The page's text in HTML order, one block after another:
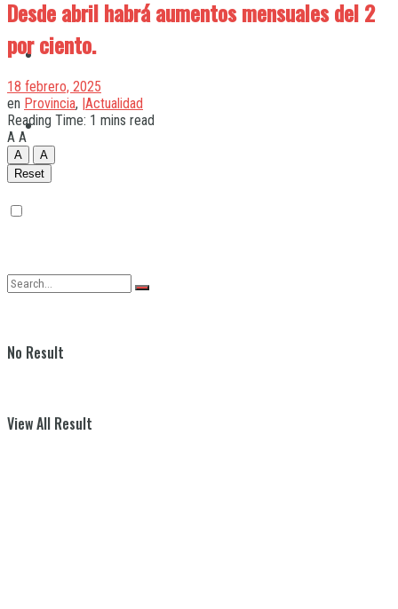
Quilmes
Varela
No Result
View All Result
Desde abril habrá aumentos mensuales del 2
por ciento.
18 febrero, 2025
en Provincia, |Actualidad
Reading Time: 1 mins read
A A
A
A
Reset